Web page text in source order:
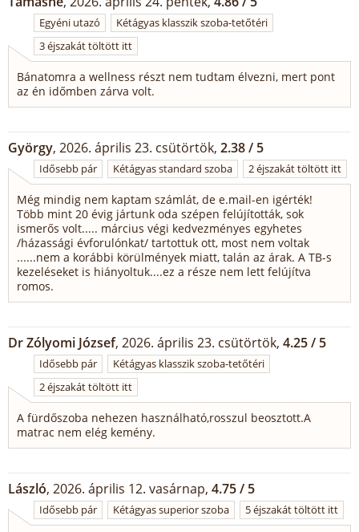
Egyéni utazó
Kétágyas klasszik szoba-tetőtéri
3 éjszakát töltött itt
Bánatomra a wellness részt nem tudtam élvezni, mert pont
az én időmben zárva volt.
György, 2026. április 23. csütörtök, 2.38 / 5
Idősebb pár Kétágyas standard szoba 2 éjszakát töltött itt
Még mindig nem kaptam számlát, de e.mail-en igérték!
Több mint 20 évig jártunk oda szépen felújították, sok
ismerős volt..... március végi kedvezményes egyhetes
/házassági évforulónkat/ tartottuk ott, most nem voltak
......nem a korábbi körülmények miatt, talán az árak. A TB-s
kezeléseket is hiányoltuk....ez a része nem lett felújítva
romos.
Dr Zólyomi József, 2026. április 23. csütörtök, 4.25 / 5
Idősebb pár
Kétágyas klasszik szoba-tetőtéri
2 éjszakát töltött itt
A fürdőszoba nehezen használható,rosszul beosztott.A
matrac nem elég kemény.
László, 2026. április 12. vasárnap, 4.75 / 5
Idősebb pár Kétágyas superior szoba 5 éjszakát töltött itt